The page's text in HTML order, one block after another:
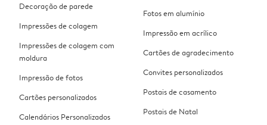
Decoração de parede
Impressões de colagem
Impressões de colagem com
moldura
Impressão de fotos
Cartões personalizados
Calendários Personalizados
Fotos em alumínio
Impressão em acrílico
Cartões de agradecimento
Convites personalizados
Postais de casamento
Postais de Natal